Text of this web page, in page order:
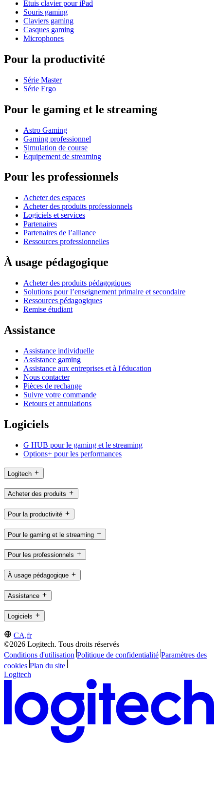
Étuis clavier pour iPad
Souris gaming
Claviers gaming
Casques gaming
Microphones
Pour la productivité
Série Master
Série Ergo
Pour le gaming et le streaming
Astro Gaming
Gaming professionnel
Simulation de course
Équipement de streaming
Pour les professionnels
Acheter des espaces
Acheter des produits professionnels
Logiciels et services
Partenaires
Partenaires de l’alliance
Ressources professionnelles
À usage pédagogique
Acheter des produits pédagogiques
Solutions pour l’enseignement primaire et secondaire
Ressources pédagogiques
Remise étudiant
Assistance
Assistance individuelle
Assistance gaming
Assistance aux entreprises et à l'éducation
Nous contacter
Pièces de rechange
Suivre votre commande
Retours et annulations
Logiciels
G HUB pour le gaming et le streaming
Options+ pour les performances
Logitech
Acheter des produits
Pour la productivité
Pour le gaming et le streaming
Pour les professionnels
À usage pédagogique
Assistance
Logiciels
CA,fr
©2026 Logitech. Tous droits réservés
Conditions d'utilisation Politique de confidentialité Paramètres des
cookies Plan du site
Logitech